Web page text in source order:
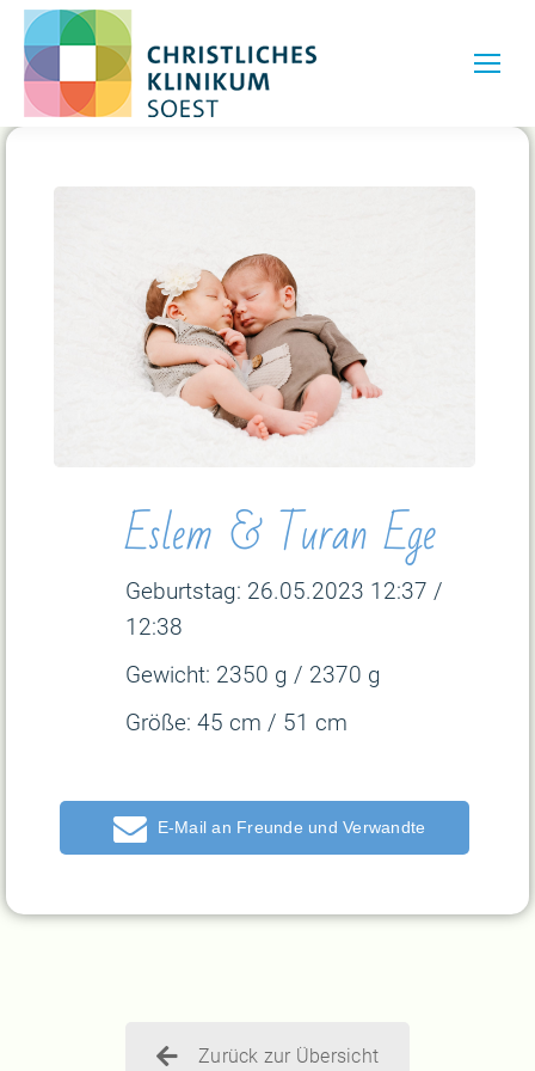
Eslem & Turan Ege
Geburtstag: 26.05.2023 12:37 /
12:38
Gewicht: 2350 g / 2370 g
Größe: 45 cm / 51 cm
E-Mail
Zurück zur Übersicht